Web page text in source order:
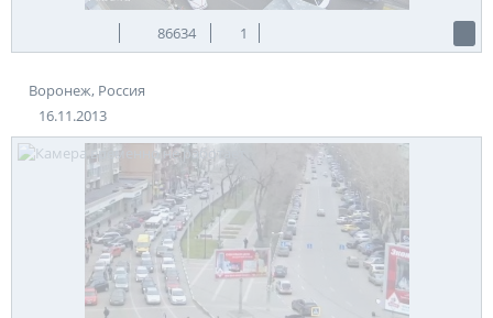
86634 1
Воронеж, Россия
16.11.2013